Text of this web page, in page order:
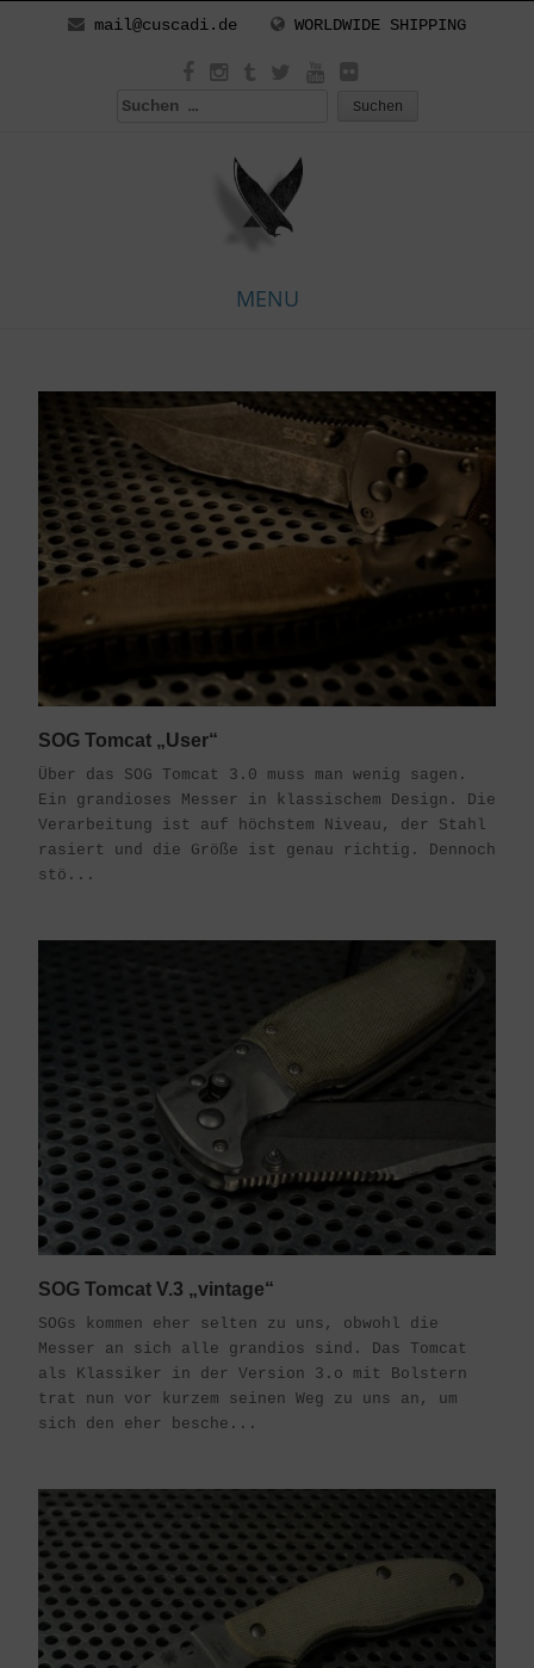
mail@cuscadi.de WORLDWIDE SHIPPING
Suchen
MENU
SOG Tomcat „User“
Über das SOG Tomcat 3.0 muss man wenig sagen.
Ein grandioses Messer in klassischem Design. Die
Verarbeitung ist auf höchstem Niveau, der Stahl
rasiert und die Größe ist genau richtig. Dennoch
stö...
SOG Tomcat V.3 „vintage“
SOGs kommen eher selten zu uns, obwohl die
Messer an sich alle grandios sind. Das Tomcat
als Klassiker in der Version 3.o mit Bolstern
trat nun vor kurzem seinen Weg zu uns an, um
sich den eher besche...